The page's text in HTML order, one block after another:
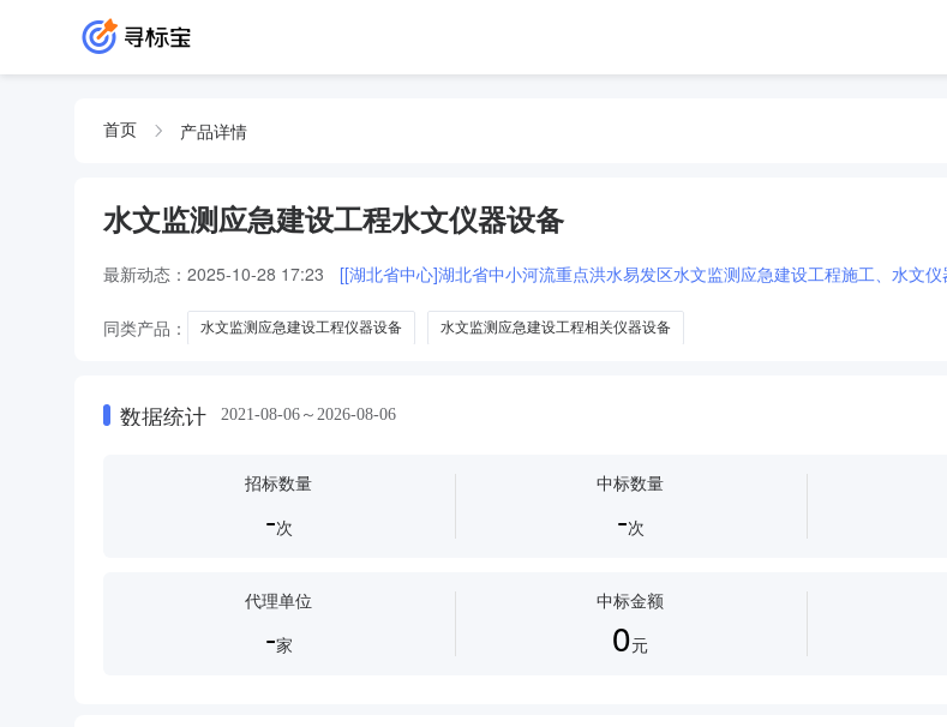
首页 产品详情
水文监测应急建设工程水文仪器设备
最新动态： 2025-10-28 17:23
同类产品： 水文监测应急建设工程仪器设备 水文监测应急建设工程相关仪器设备
数据统计 2021-08-06～2026-08-06
招标数量
-次
中标数量
-次
代理单位
-家
中标金额
0元